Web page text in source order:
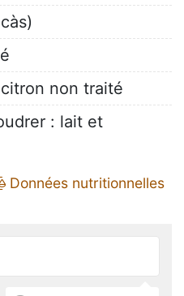
citron non traité
: lait et
Données nutritionnelles